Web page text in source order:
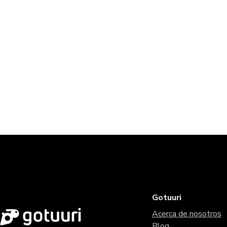
Gotuuri
Acerca de nosotros